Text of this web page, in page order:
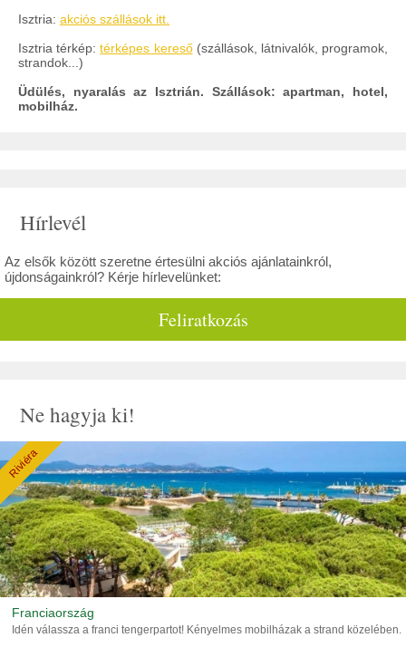
Isztria: akciós szállások itt.
Isztria térkép:térképes kereső(szállások, látnivalók, programok,
strandok...)
Üdülés, nyaralás az Isztrián. Szállások: apartman, hotel,
mobilház.
Hírlevél
Az elsők között szeretne értesülni akciós ajánlatainkról,
újdonságainkról? Kérje hírlevelünket:
Feliratkozás
Ne hagyja ki!
Riviéra
Franciaország
Idén válassza a franci tengerpartot! Kényelmes mobilházak a strand közelében.